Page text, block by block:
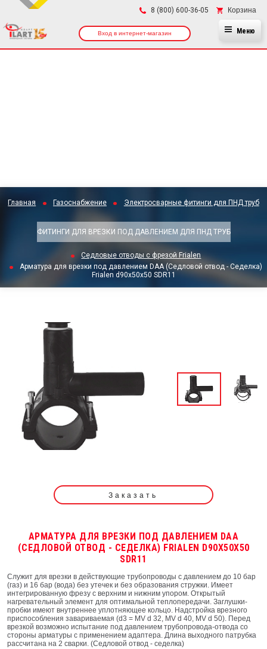
8 (800) 600-36-05 Корзина
Вход в интернет-магазин Меню
Главная Газоснабжение Электросварные фитинги для ПНД труб
ФИТИНГИ ДЛЯ ВРЕЗКИ ПОД ДАВЛЕНИЕМ ДЛЯ ПНД ТРУБ
Седловые отводы с фрезой Frialen
Арматура для врезки под давлением DAA (Седловой отвод - Седелка)
Frialen d90x50x50 SDR11
Заказать
АРМАТУРА ДЛЯ ВРЕЗКИ ПОД ДАВЛЕНИЕМ DAA
(СЕДЛОВОЙ ОТВОД - СЕДЕЛКА) FRIALEN D90X50X50
SDR11
Служит для врезки в действующие трубопроводы с давлением до 10 бар
(газ) и 16 бар (вода) без утечек и без образования стружки. Имеет
интегрированную фрезу с верхним и нижним упором. Открытый
нагревательный элемент для оптимальной теплопередачи. Заглушки-
пробки имеют внутреннее уплотняющее кольцо. Надстройка врезного
приспособления завариваемая (d3 = MV d 32, MV d 40, MV d 50). Перед
врезкой возможно испытание под давлением трубопровода-отвода со
стороны арматуры с применением адаптера. Длина выходного патрубка
рассчитана на 2 сварки. (Седловой отвод - седелка)
×